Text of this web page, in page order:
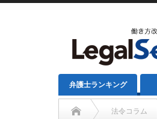
弁護士ランキング
法令コラム